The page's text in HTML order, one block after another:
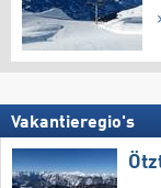
Vakantieregio's